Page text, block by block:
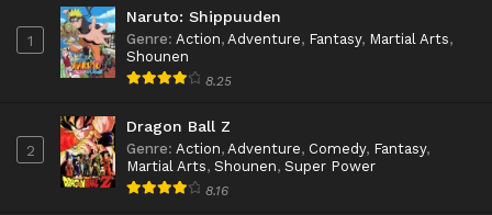
1
Naruto: Shippuuden
Genre: Action, Adventure, Fantasy, Martial Arts,
Shounen
8.25
2
Dragon Ball Z
Genre: Action, Adventure, Comedy, Fantasy,
Martial Arts, Shounen, Super Power
8.16